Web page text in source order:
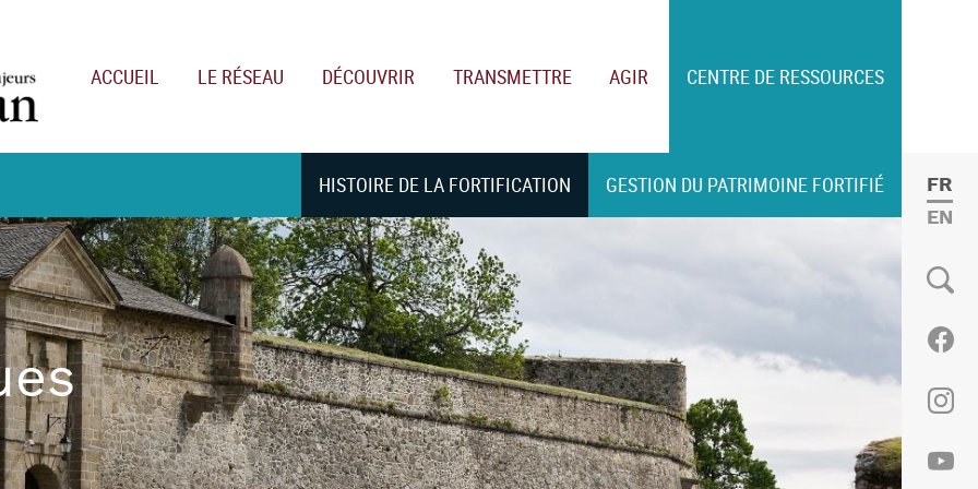
ACCUEIL LE RÉSEAU DÉCOUVRIR TRANSMETTRE AGIR CENTRE DE RESSOURCES
Social
HISTOIRE DE LA FORTIFICATION GESTION DU PATRIMOINE FORTIFIÉ